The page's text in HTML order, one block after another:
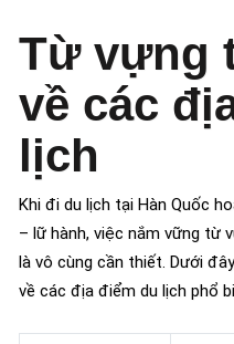
Từ vựng
về các
lịch
Khi đi du lịch tại Hàn Quốc
– lữ hành, việc nắm vững từ
là vô cùng cần thiết. Dưới
về các địa điểm du lịch phổ